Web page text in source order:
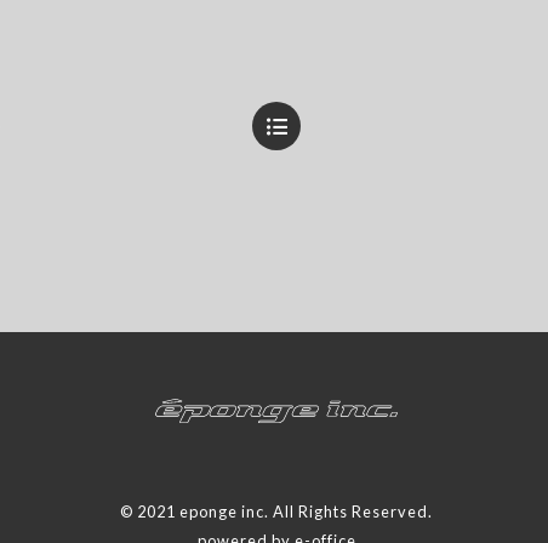
© 2021 eponge inc. All Rights Reserved.